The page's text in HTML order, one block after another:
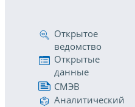
Открытое
ведомство
Открытые
данные
СМЭВ
Аналитический